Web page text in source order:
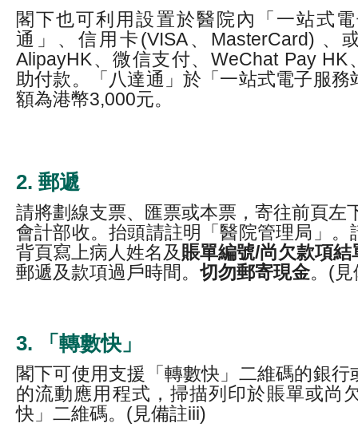
閣下也可利用設置於醫院內「一站式
通」、信用卡(VISA、MasterCard) 、
AlipayHK、微信支付、WeChat Pay HK
助付款。「八達通」於「一站式電子服務
額為港幣3,000元。
2. 郵遞
請將劃線支票、匯票或本票，寄往前頁左
會計部收。抬頭請註明「醫院管理局」。
背頁寫上病人姓名及賬單編號/尚欠款項結
郵遞及款項過戶時間。 切勿郵寄現金。(
3. 「轉數快」
閣下可使用支援「轉數快」二維碼的銀
的流動應用程式，掃描列印於賬單或尚
快」二維碼。(見備註iii)